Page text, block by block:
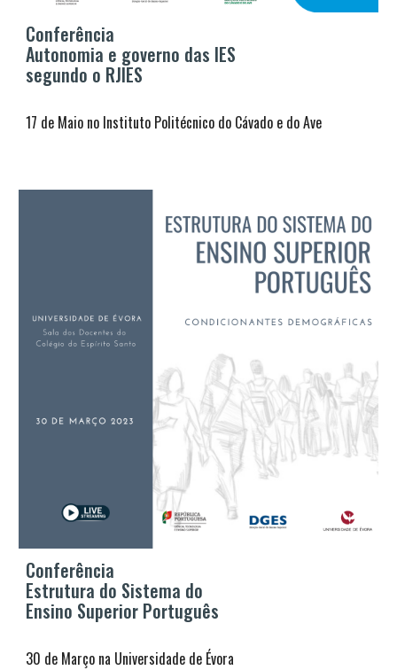
Conferência
Autonomia e governo das IES
segundo o RJIES
17 de Maio no Instituto Politécnico do Cávado e do Ave
Conferência
Estrutura do Sistema do
Ensino Superior Português
30 de Março na Universidade de Évora